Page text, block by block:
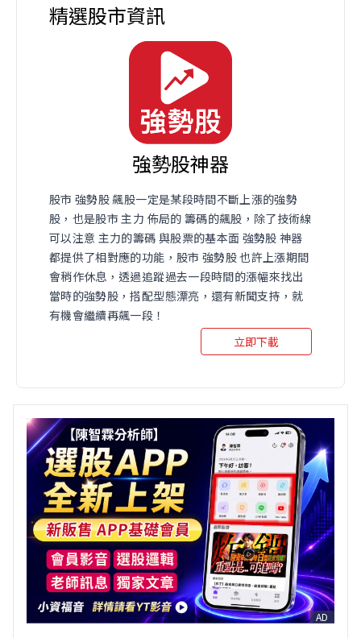
精選股市資訊
強勢股神器
股市 強勢股 飆股一定是某段時間不斷上漲的強勢
股，也是股市 主力 佈局的 籌碼的飆股，除了技術線
可以注意 主力的籌碼 與股票的基本面 強勢股 神器
都提供了相對應的功能，股市 強勢股 也許上漲期間
會稍作休息，透過追蹤過去一段時間的漲幅來找出
當時的強勢股，搭配型態漂亮，還有新聞支持，就
有機會繼續再飆一段！
立即下載
AD